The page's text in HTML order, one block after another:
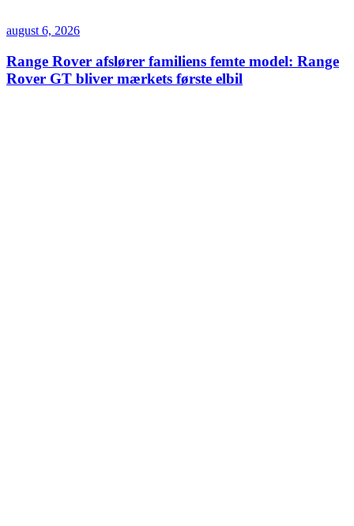
august 6, 2026
Range Rover afslører familiens femte model: Range
Rover GT bliver mærkets første elbil